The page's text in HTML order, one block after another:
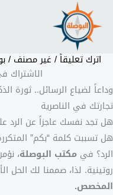
تخطي
إلى
المحتوى
اترك تعليقاً/ غير مصنف /
الاشتراك
وداعاً لضياع الرسائل.. ثورة
تجارتك في الناصرية
هل تجد نفسك عاجزاً عن الرد
هل تسببت كلمة “بكم”
الرد؟ في مكتب البوصلة،
روتينية. لذا، صممنا لك الحل
المخصص.